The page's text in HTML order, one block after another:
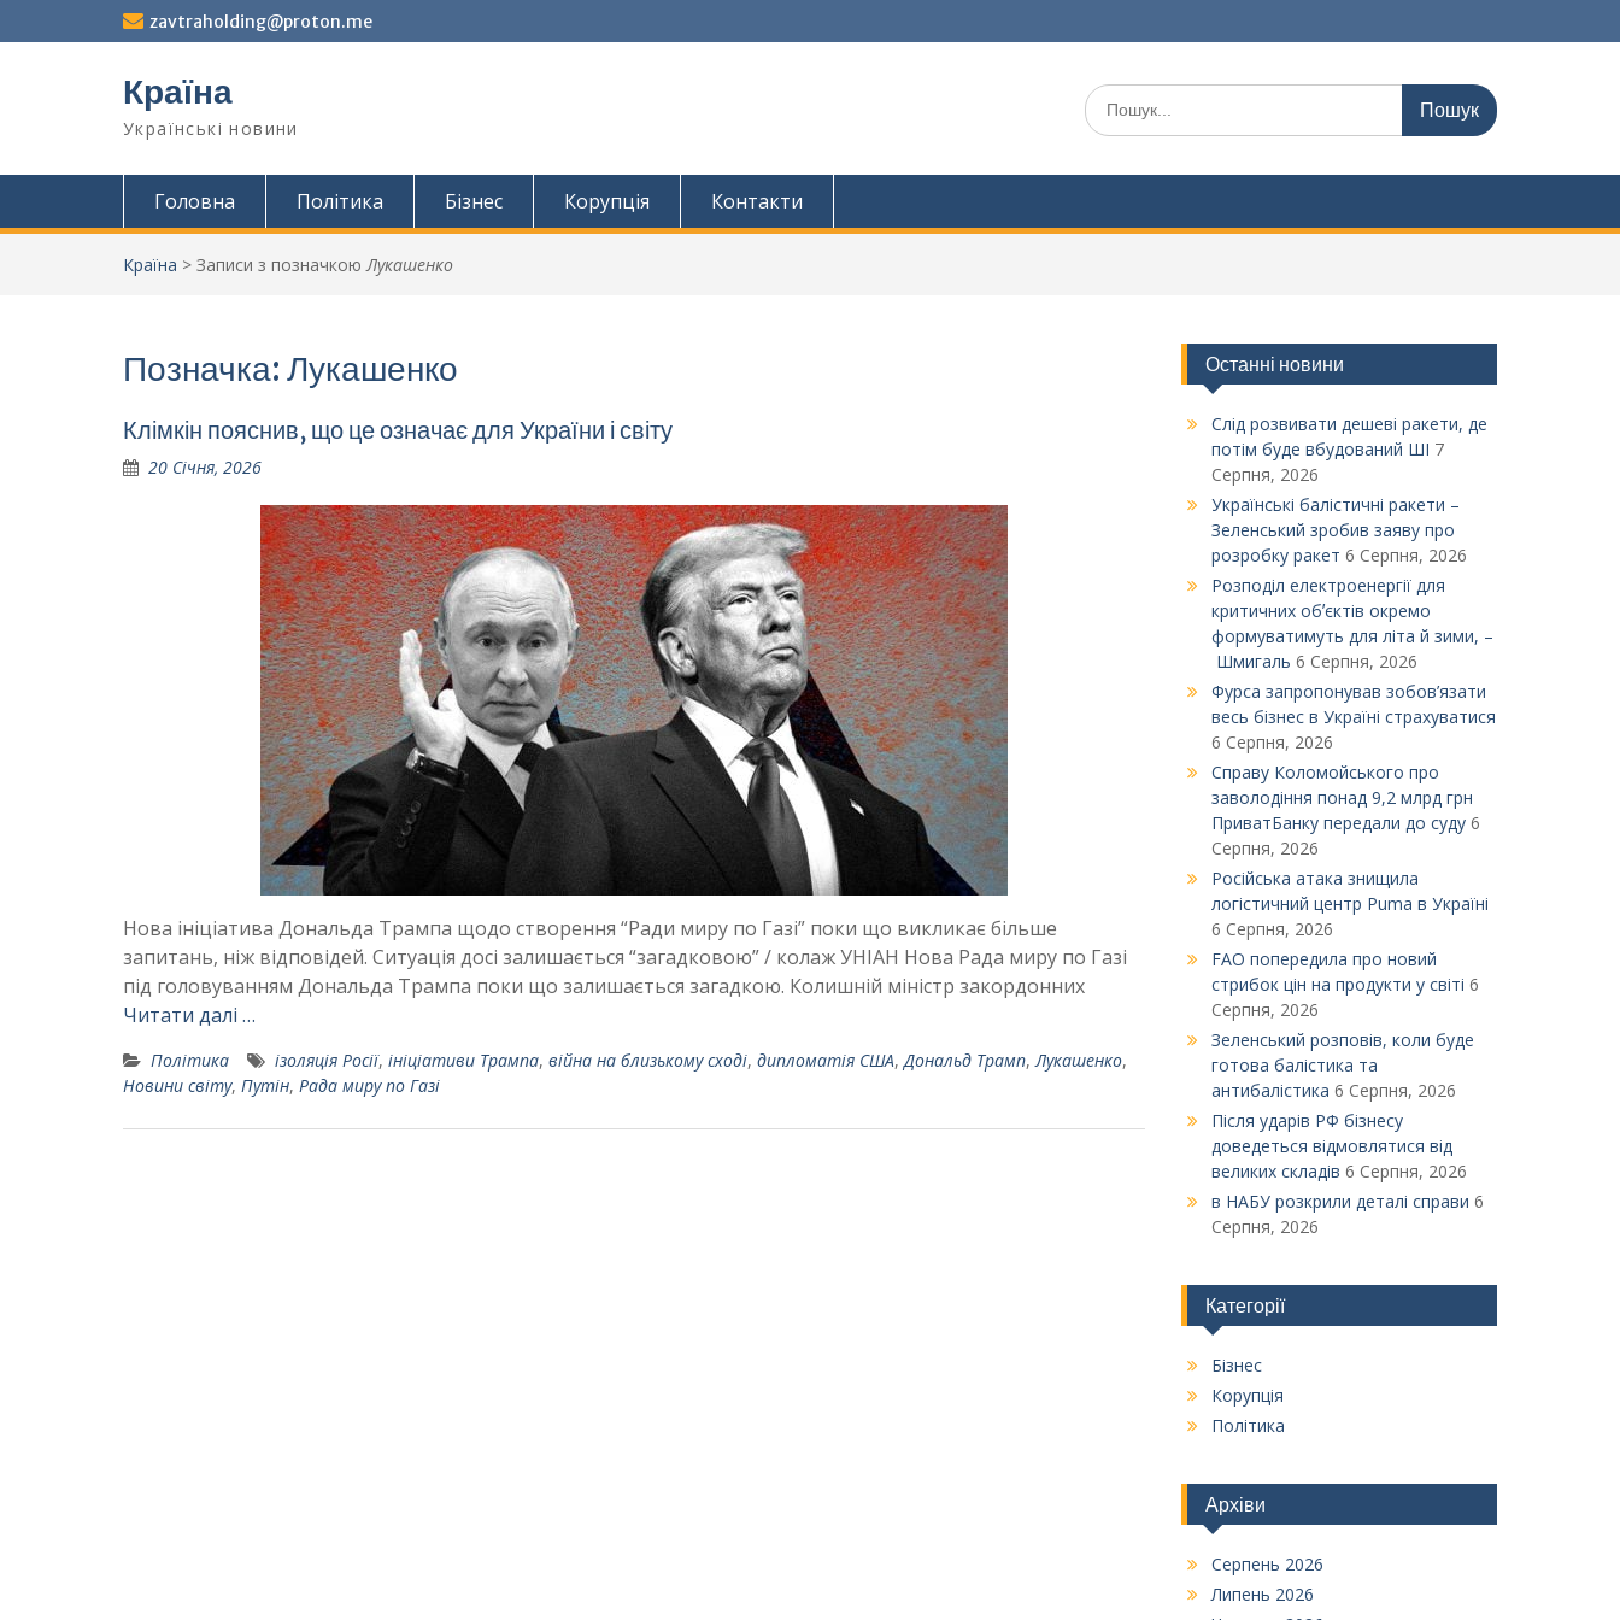
до
zavtraholding@proton.me
Країна
Українські новини
Шукати:
Головна Політика Бізнес Корупція Контакти
Країна > Записи з позначкоюЛукашенко
Позначка:Лукашенко
Клімкін пояснив, що це означає для України і світу
20 Січня, 2026
Нова ініціатива Дональда Трампа щодо створення “Ради миру по Газі” поки що викликає більше
запитань, ніж відповідей. Ситуація досі залишається “загадковою” / колаж УНІАН Нова Рада миру по Газі
під головуванням Дональда Трампа поки що залишається загадкою. Колишній міністр закордонних
Читати далі …
Політика ізоляція Росії, ініціативи Трампа, війна на близькому сході, дипломатія США,Дональд Трамп,Лукашенко,
Новини світу, Путін, Рада миру по Газі
Останні новини
Слід розвивати дешеві ракети, де
потім буде вбудований ШІ 7
Серпня, 2026
Українські балістичні ракети –
Зеленський зробив заяву про
розробку ракет 6 Серпня, 2026
Розподіл електроенергії для
критичних обʼєктів окремо
формуватимуть для літа й зими, –
Шмигаль 6 Серпня, 2026
Фурса запропонував зобов’язати
весь бізнес в Україні страхуватися
6 Серпня, 2026
Справу Коломойського про
заволодіння понад 9,2 млрд грн
ПриватБанку передали до суду 6
Серпня, 2026
Російська атака знищила
логістичний центр Puma в Україні
6 Серпня, 2026
FAO попередила про новий
стрибок цін на продукти у світі 6
Серпня, 2026
Зеленський розповів, коли буде
готова балістика та
антибалістика 6 Серпня, 2026
Після ударів РФ бізнесу
доведеться відмовлятися від
великих складів 6 Серпня, 2026
в НАБУ розкрили деталі справи 6
Серпня, 2026
Категорії
Бізнес
Корупція
Політика
Архіви
Серпень 2026
Липень 2026